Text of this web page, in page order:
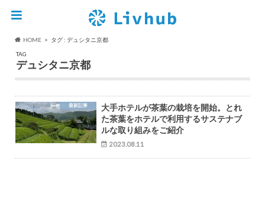
HOME
タグ : デュシタニ京都
TAG
デュシタニ京都
最新記事
大手ホテルが茶葉の栽培を開始。とれ
た茶葉をホテルで利用するサステナブ
ルな取り組みをご紹介
2023.08.11